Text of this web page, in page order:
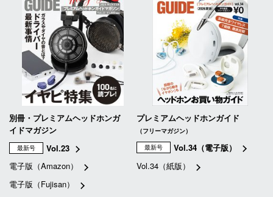
別冊・プレミアムヘッドホンガ
イドマガジン
最新号
Vol.23
電子版（Amazon）
電子版（Fujisan）
プレミアムヘッドホンガイド
（フリーマガジン）
最新号
Vol.34（電子版）
Vol.34（紙版）